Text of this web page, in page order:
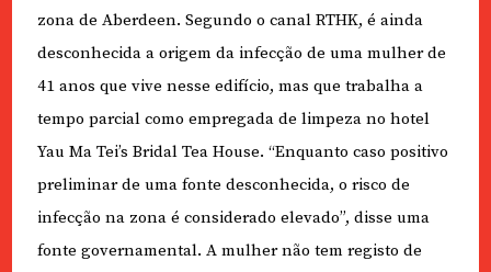
zona de Aberdeen. Segundo o canal RTHK, é ainda
desconhecida a origem da infecção de uma mulher de
41 anos que vive nesse edifício, mas que trabalha a
tempo parcial como empregada de limpeza no hotel
Yau Ma Tei’s Bridal Tea House. “Enquanto caso positivo
preliminar de uma fonte desconhecida, o risco de
infecção na zona é considerado elevado”, disse uma
fonte governamental. A mulher não tem registo de